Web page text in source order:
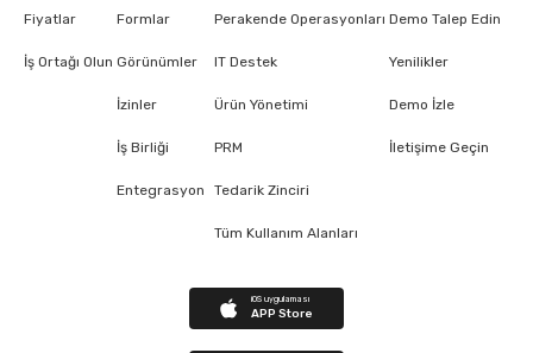
Fiyatlar
İş Ortağı Olun
Formlar
Görünümler
İzinler
İş Birliği
Entegrasyon
Perakende Operasyonları
IT Destek
Ürün Yönetimi
PRM
Tedarik Zinciri
Tüm Kullanım Alanları
Demo Talep Edin
Yenilikler
Demo İzle
İletişime Geçin
iOS uygulaması
APP Store